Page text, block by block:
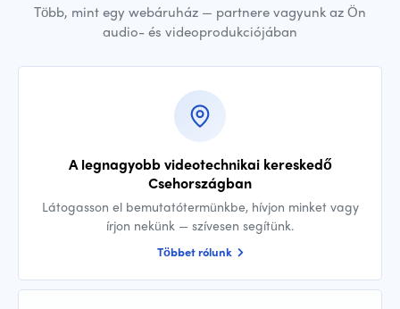
Több, mint egy webáruház — partnere vagyunk az Ön
audio- és videoprodukciójában
A legnagyobb videotechnikai kereskedő
Csehországban
Látogasson el bemutatótermünkbe, hívjon minket vagy
írjon nekünk — szívesen segítünk.
Többet rólunk